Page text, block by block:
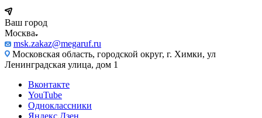
Ваш город
Москва
msk.zakaz@megaruf.ru
Московская область, городской округ, г. Химки, ул
Ленинградская улица, дом 1
Вконтакте
YouTube
Одноклассники
Яндекс.Дзен